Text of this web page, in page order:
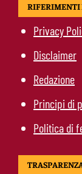
Privacy
Disclaimer
Redazione
Principi di
Politica di